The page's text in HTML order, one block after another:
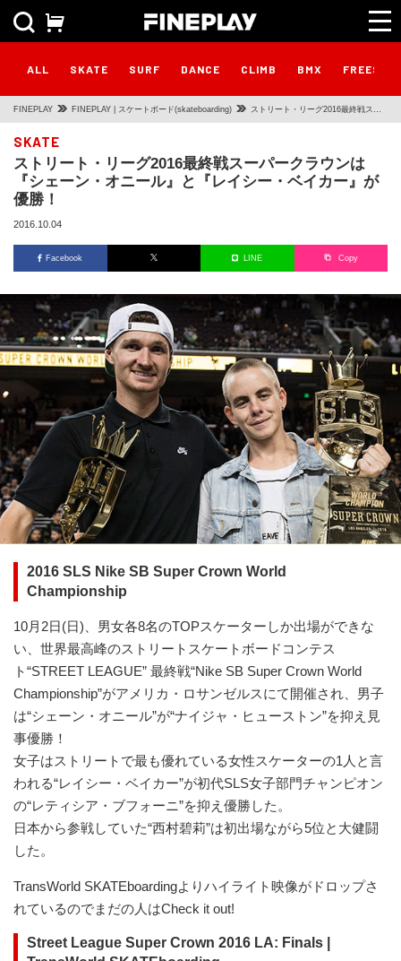
ALL SKATE SURF DANCE CLIMB BMX
FINEPLAY FINEPLAY | スケートボード(skateboarding) ストリート・リーグ2016最終戦スー
ル』と『レイシー・ベイカー』が優
SKATE
ストリート・リーグ2016最終戦スーパークラウンは
『シェーン・オニール』と『レイシー・ベイカー』が
優勝！
2016.10.04
Facebook LINE Copy
2016 SLS Nike SB Super Crown World
Championship
10月2日(日)、男女各8名のTOPスケーターしか出場ができな
い、世界最高峰のストリートスケートボードコンテス
ト“STREET LEAGUE” 最終戦“Nike SB Super Crown World
Championship”がアメリカ・ロサンゼルスにて開催され、男子
は“シェーン・オニール”が“ナイジャ・ヒューストン”を抑え見
事優勝！
女子はストリートで最も優れている女性スケーターの1人と言
われる“レイシー・ベイカー”が初代SLS女子部門チャンピオン
の“レティシア・ブフォーニ”を抑え優勝した。
日本から参戦していた“西村碧莉”は初出場ながら5位と大健闘
した。
TransWorld SKATEboardingよりハイライト映像がドロップさ
れているのでまだの人はCheck it out!
Street League Super Crown 2016 LA: Finals |